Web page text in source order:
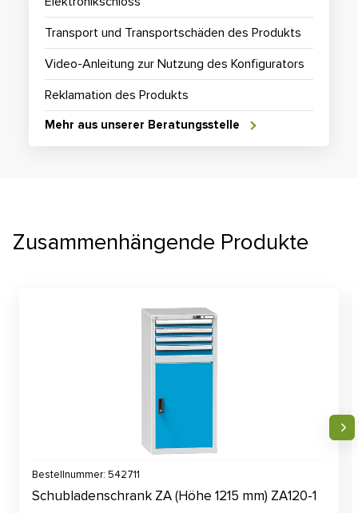
Transport und Transportschäden des Produkts
Video-Anleitung zur Nutzung des Konfigurators
Reklamation des Produkts
Mehr aus unserer Beratungsstelle
Zusammenhängende Produkte
Bestellnummer: 542711
Schubladenschrank ZA (Höhe 1215 mm) ZA120-1